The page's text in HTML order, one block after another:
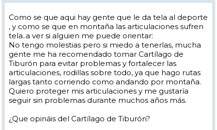
Como se que aqui hay gente que le da tela al deporte
, y como se que en montaña las articulaciones sufren
tela..a ver si alguien me puede orientar:
No tengo molestias pero si miedo a tenerlas, mucha
gente me ha recomendado tomar Cartílago de
Tiburón para evitar problemas y fortalecer las
articulaciones, rodillas sobre todo, ya que hago rutas
largas tanto corriendo como andando por montaña.
Quiero proteger mis articulaciones y me gustaría
seguir sin problemas durante muchos años más.
¿Que opináis del Cartílago de Tiburón?